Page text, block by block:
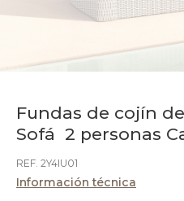
Fundas de cojín
Sofá 2 personas
REF. 2Y4IU01
Información técnica